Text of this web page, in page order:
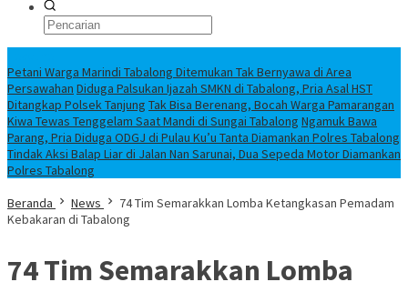
Petani Warga Marindi Tabalong Ditemukan Tak Bernyawa di Area
Persawahan Diduga Palsukan Ijazah SMKN di Tabalong, Pria Asal HST
Ditangkap Polsek Tanjung Tak Bisa Berenang, Bocah Warga Pamarangan
Kiwa Tewas Tenggelam Saat Mandi di Sungai Tabalong Ngamuk Bawa
Parang, Pria Diduga ODGJ di Pulau Ku’u Tanta Diamankan Polres Tabalong
Tindak Aksi Balap Liar di Jalan Nan Sarunai, Dua Sepeda Motor Diamankan
Polres Tabalong
Beranda
News
74 Tim Semarakkan Lomba Ketangkasan Pemadam
Kebakaran di Tabalong
74 Tim Semarakkan Lomba